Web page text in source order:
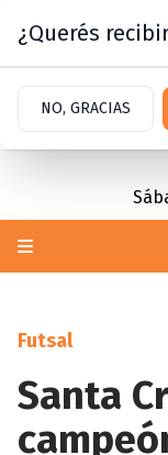
Futsal
Santa
¿Querés
NO, GRACIAS